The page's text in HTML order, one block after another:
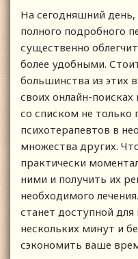
На сегодняшний день,
полного подробного
существенно
более удобными.
большинства из этих
своих онлайн-
со списком не
психотерапевтов в
множества других.
практически
ними и получить их
необходимого
станет доступной для
нескольких минут и
сэкономить ваше